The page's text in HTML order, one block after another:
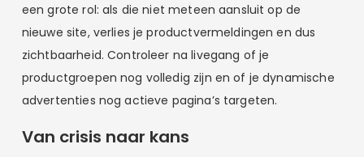
een grote rol: als die niet meteen aansluit op de
nieuwe site, verlies je productvermeldingen en dus
zichtbaarheid. Controleer na livegang of je
productgroepen nog volledig zijn en of je dynamische
advertenties nog actieve pagina’s targeten.
Van crisis naar kans